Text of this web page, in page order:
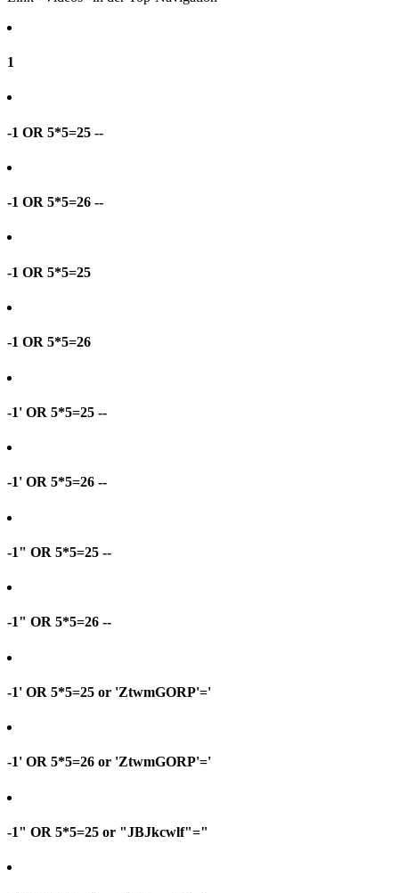
1
-1 OR 5*5=25 --
-1 OR 5*5=26 --
-1 OR 5*5=25
-1 OR 5*5=26
-1' OR 5*5=25 --
-1' OR 5*5=26 --
-1" OR 5*5=25 --
-1" OR 5*5=26 --
-1' OR 5*5=25 or 'ZtwmGORP'='
-1' OR 5*5=26 or 'ZtwmGORP'='
-1" OR 5*5=25 or "JBJkcwlf"="